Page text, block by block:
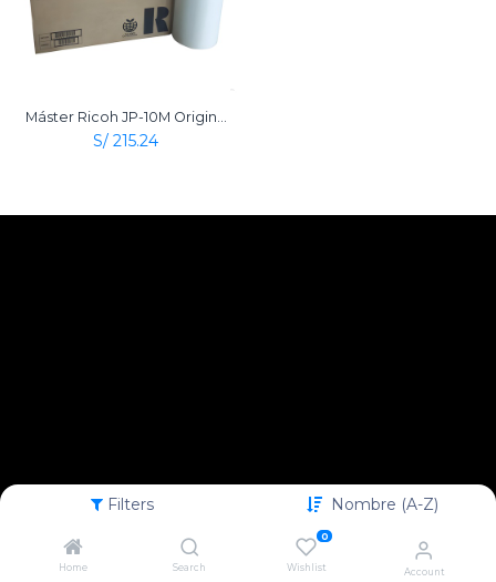
Filters Nombre (A-Z)
Home Search
0
Wishlist Account
S/ 215.24